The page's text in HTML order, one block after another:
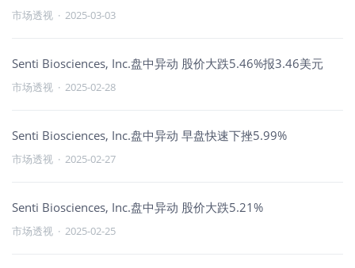
市场透视 · 2025-03-03
Senti Biosciences, Inc.盘中异动 股价大跌5.46%报3.46美元
市场透视 · 2025-02-28
Senti Biosciences, Inc.盘中异动 早盘快速下挫5.99%
市场透视 · 2025-02-27
Senti Biosciences, Inc.盘中异动 股价大跌5.21%
市场透视 · 2025-02-25